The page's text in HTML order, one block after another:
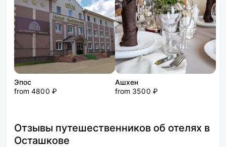
Эпос
from 4800 ₽
Ашхен
from 3500 ₽
Отзывы путешественников об отелях в
Осташкове